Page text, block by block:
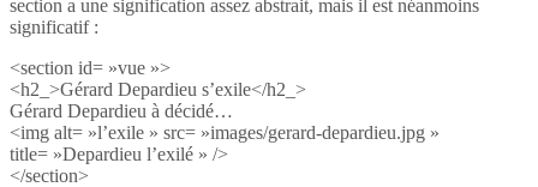
section a une signification assez abstrait, mais il est néanmoins
significatif :
<section id= »vue »>
<h2_>Gérard Depardieu s’exile</h2_>
Gérard Depardieu à décidé…
<img alt= »l’exile » src= »images/gerard-depardieu.jpg »
title= »Depardieu l’exilé » />
</section>